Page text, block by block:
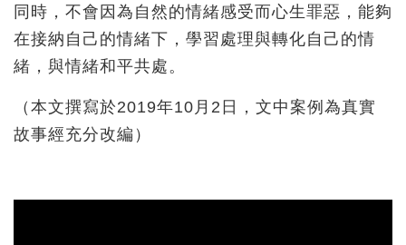
同時，不會因為自然的情緒感受而心生罪惡，能夠
在接納自己的情緒下，學習處理與轉化自己的情
緒，與情緒和平共處。
（本文撰寫於2019年10月2日，文中案例為真實
故事經充分改編）